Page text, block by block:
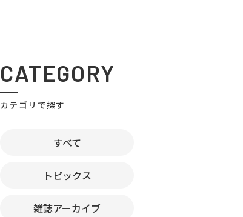
CATEGORY
カテゴリで探す
すべて
トピックス
雑誌アーカイブ